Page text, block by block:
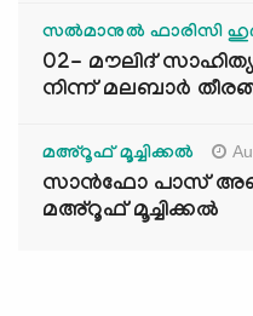
സൽമാനുൽ ഫാരിസി
02- മൗലിദ്
നിന്ന് മലബാർ
മഅ്റൂഫ് മൂച്ചിക്കല്‍
സാൻഫോ പാസ്
മഅ്റൂഫ് മൂച്ചിക്കല്‍